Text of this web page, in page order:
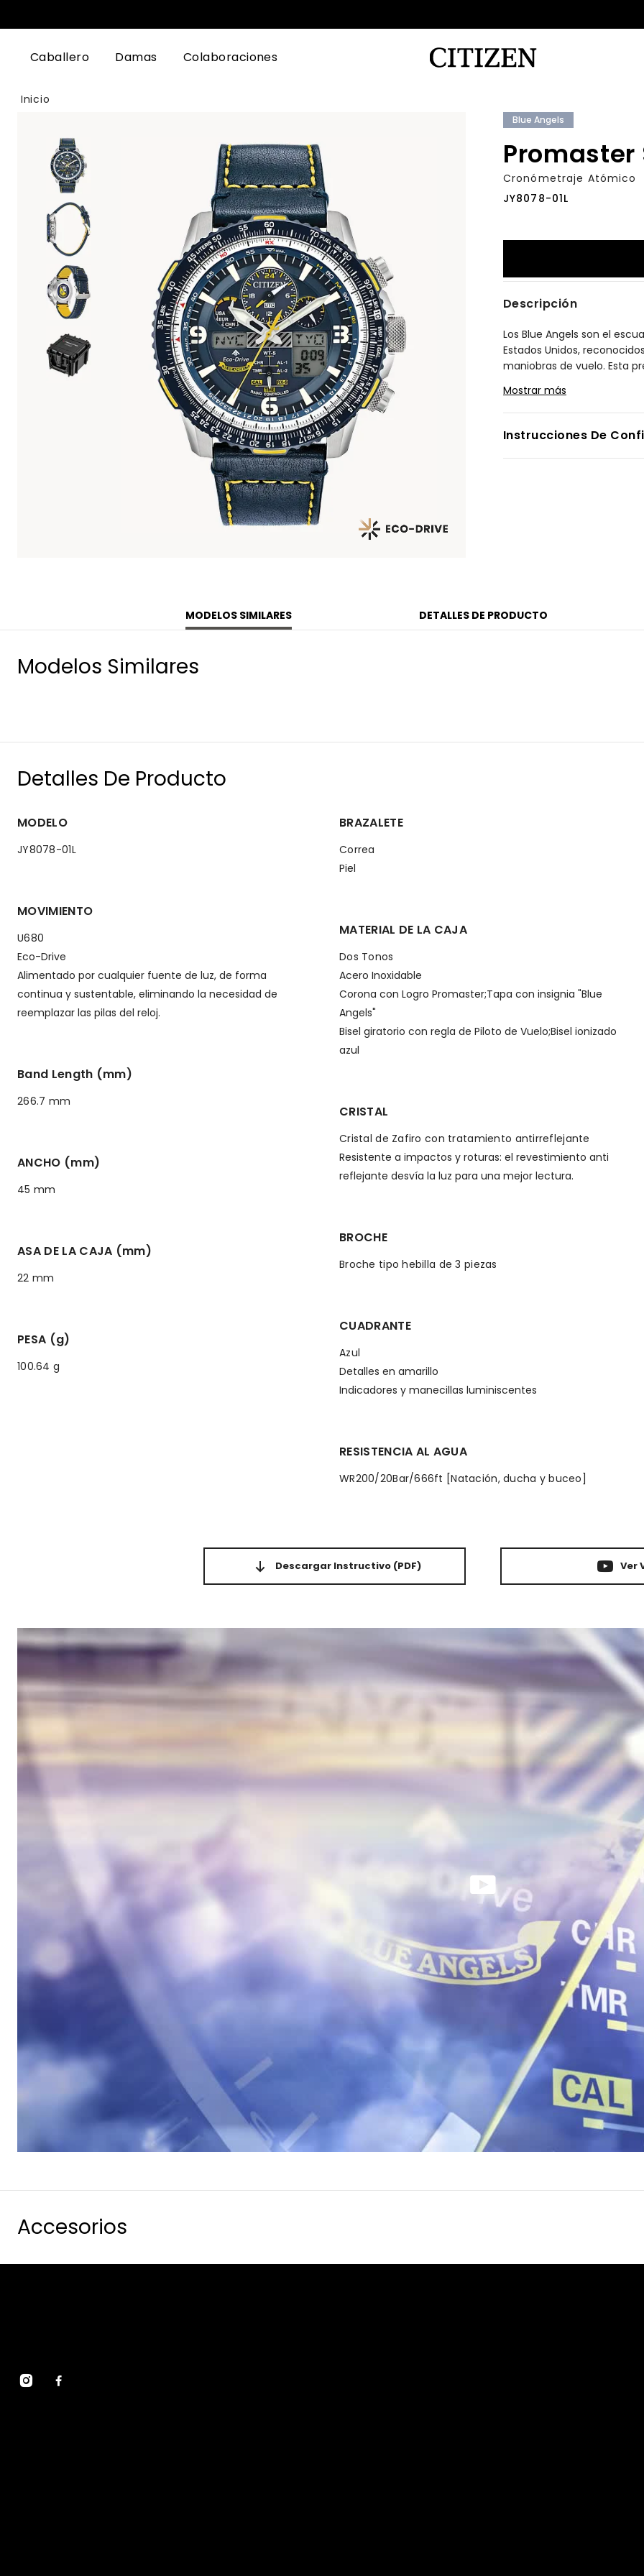
Caballero Damas Colaboraciones
Inicio
Blue Angels
Cronómetraje Atómico
JY8078-01L
Descripción
Los Blue Angels son el
Estados Unidos,
maniobras de vuelo. Esta
Otras características
cronómetro de cuenta
de cálculo giratorio de
correa de cuero italiano
oscuro con detalles en
Mostrar más
Instrucciones De
MODELOS SIMILARES DETALLES DE PRODUCTO
Modelos Similares
Detalles De Producto
MODELO
JY8078-01L
MOVIMIENTO
U680
Eco-Drive
Alimentado por cualquier fuente de luz, de forma
continua y sustentable, eliminando la necesidad de
reemplazar las pilas del reloj.
Band Length (mm)
266.7 mm
ANCHO (mm)
45 mm
ASA DE LA CAJA (mm)
22 mm
PESA (g)
100.64 g
BRAZALETE
Correa
Piel
MATERIAL DE LA CAJA
Dos Tonos
Acero Inoxidable
Corona con Logro Promaster;Tapa con insignia "Blue
Angels"
Bisel giratorio con regla de Piloto de Vuelo;Bisel ionizado
azul
CRISTAL
Cristal de Zafiro con tratamiento antirreflejante
Resistente a impactos y roturas: el revestimiento anti
reflejante desvía la luz para una mejor lectura.
BROCHE
Broche tipo hebilla de 3 piezas
CUADRANTE
Azul
Detalles en amarillo
Indicadores y manecillas luminiscentes
RESISTENCIA AL AGUA
WR200/20Bar/666ft [Natación, ducha y buceo]
Descargar Instructivo (PDF) Ver
Accesorios